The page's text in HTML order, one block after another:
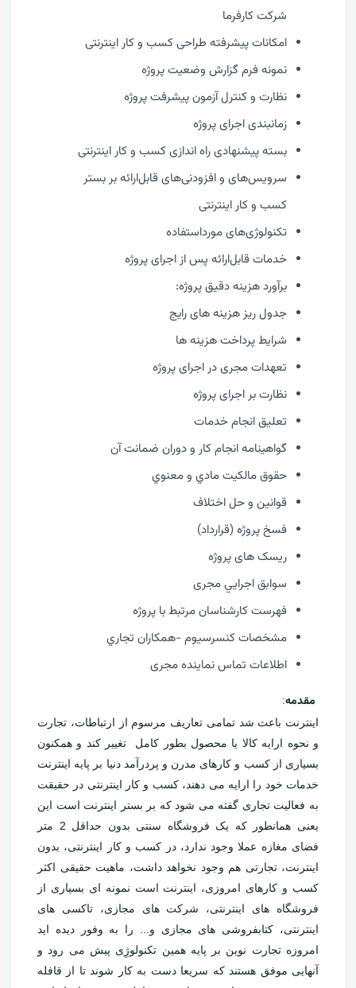
شرکت کارفرما
امکانات پیشرفته طراحی کسب و کار اینترنتی
نمونه فرم گزارش وضعيت پروژه
نظارت و كنترل آزمون پیشرفت پروژه
زمانبندی اجرای پروژه
بسته پیشنهادی راه اندازی کسب و کار اینترنتی
سرویس‌های و افزودنی‌های قابل‌ارائه بر بستر
کسب و کار اینترنتی
تکنولوژی‌های مورداستفاده
خدمات قابل‌ارائه پس از اجرای پروژه
برآورد هزینه دقیق پروژه:
جدول ریز هزینه های رایج
شرایط پرداخت هزینه ها
تعهدات مجری در اجرای پروژه
نظارت بر اجرای پروژه
تعليق انجام خدمات
گواهينامه انجام كار و دوران ضمانت آن
حقوق مالكيت مادي و معنوي
قوانین و حل اختلاف
فسخ پروژه (قرارداد)
ریسک های پروژه
سوابق اجرايي مجری
فهرست كارشناسان مرتبط با پروژه
مشخصات كنسرسيوم -همكاران تجاري
اطلاعات تماس نماینده مجری
مقدمه:
اینترنت باعث شد تمامی تعاریف مرسوم از ارتباطات، تجارت
و نحوه ارایه کالا یا محصول بطور کامل تغییر کند و همکنون
بسیاری از کسب و کارهای مدرن و پردرآمد دنیا بر پایه اینترنت
خدمات خود را ارایه می دهند، کسب و کار اینترنتی در حقیقت
به فعالیت تجاری گفته می شود که بر بستر اینترنت است این
یعنی همانطور که یک فروشگاه سنتی بدون حداقل 2 متر
فضای مغازه عملا وجود ندارد، در کسب و کار اینترنتی، بدون
اینترنت، تجارتی هم وجود نخواهد داشت، ماهیت حقیقی اکثر
کسب و کارهای امروزی، اینترنت است نمونه ای بسیاری از
فروشگاه های اینترنتی، شرکت های مجازی، تاکسی های
اینترنتی، کتابفروشی های مجازی و... را به وفور دیده اید
امروزه تجارت نوین بر پایه همین تکنولوژِی پیش می رود و
آنهایی موفق هستند که سریعا دست به کار شوند تا از قافله